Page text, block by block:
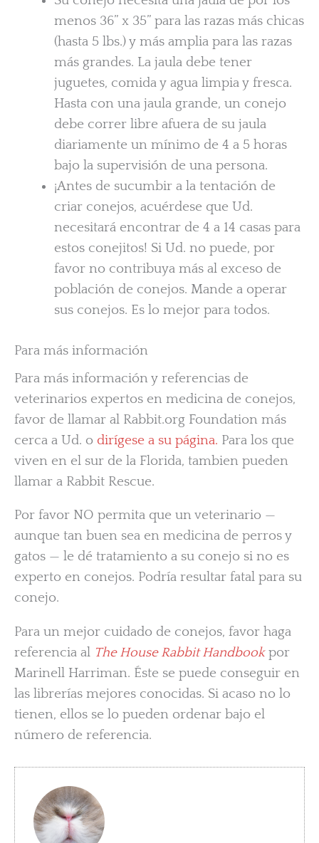
menos 36” x 35” para las razas más chicas
(hasta 5 lbs.) y más amplia para las razas
más grandes. La jaula debe tener
juguetes, comida y agua limpia y fresca.
Hasta con una jaula grande, un conejo
debe correr libre afuera de su jaula
diariamente un mínimo de 4 a 5 horas
bajo la supervisión de una persona.
¡Antes de sucumbir a la tentación de
criar conejos, acuérdese que Ud.
necesitará encontrar de 4 a 14 casas para
estos conejitos! Si Ud. no puede, por
favor no contribuya más al exceso de
población de conejos. Mande a operar
sus conejos. Es lo mejor para todos.
Para más información
Para más información y referencias de
veterinarios expertos en medicina de conejos,
favor de llamar al Rabbit.org Foundation más
cerca a Ud. o dirígese a su página. Para los que
viven en el sur de la Florida, tambien pueden
llamar a Rabbit Rescue.
Por favor NO permita que un veterinario —
aunque tan buen sea en medicina de perros y
gatos — le dé tratamiento a su conejo si no es
experto en conejos. Podría resultar fatal para su
conejo.
Para un mejor cuidado de conejos, favor haga
referencia al The House Rabbit Handbookpor
Marinell Harriman. Éste se puede conseguir en
las librerías mejores conocidas. Si acaso no lo
tienen, ellos se lo pueden ordenar bajo el
número de referencia.